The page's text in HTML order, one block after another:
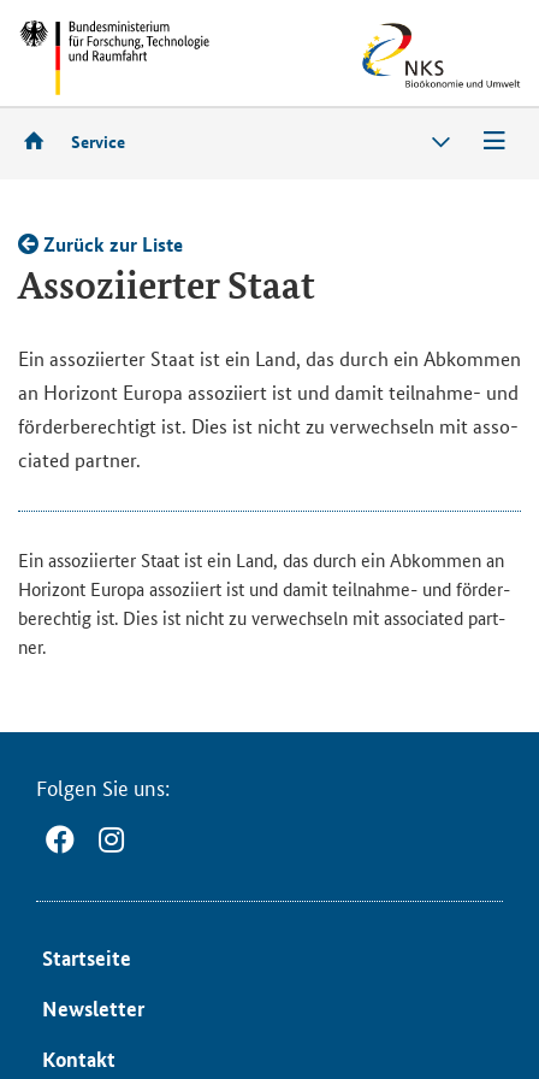
Service
Zu­rück zur Liste
As­so­zi­ier­ter Staat
Ein as­so­zi­ier­ter Staat ist ein Land, das durch ein Ab­kom­men
an Ho­ri­zont Eu­ro­pa as­so­zi­iert ist und damit teilnahme-​ und
för­der­be­rech­tigt ist. Dies ist nicht zu ver­wech­seln mit as­so­
cia­ted part­ner.
Ein as­so­zi­ier­ter Staat ist ein Land, das durch ein Ab­kom­men an
Ho­ri­zont Eu­ro­pa as­so­zi­iert ist und damit teilnahme-​ und för­der­
be­rech­tig ist. Dies ist nicht zu ver­wech­seln mit as­so­cia­ted part­
ner.
Fol­gen Sie uns:
Start­sei­te
News­let­ter
Kon­takt